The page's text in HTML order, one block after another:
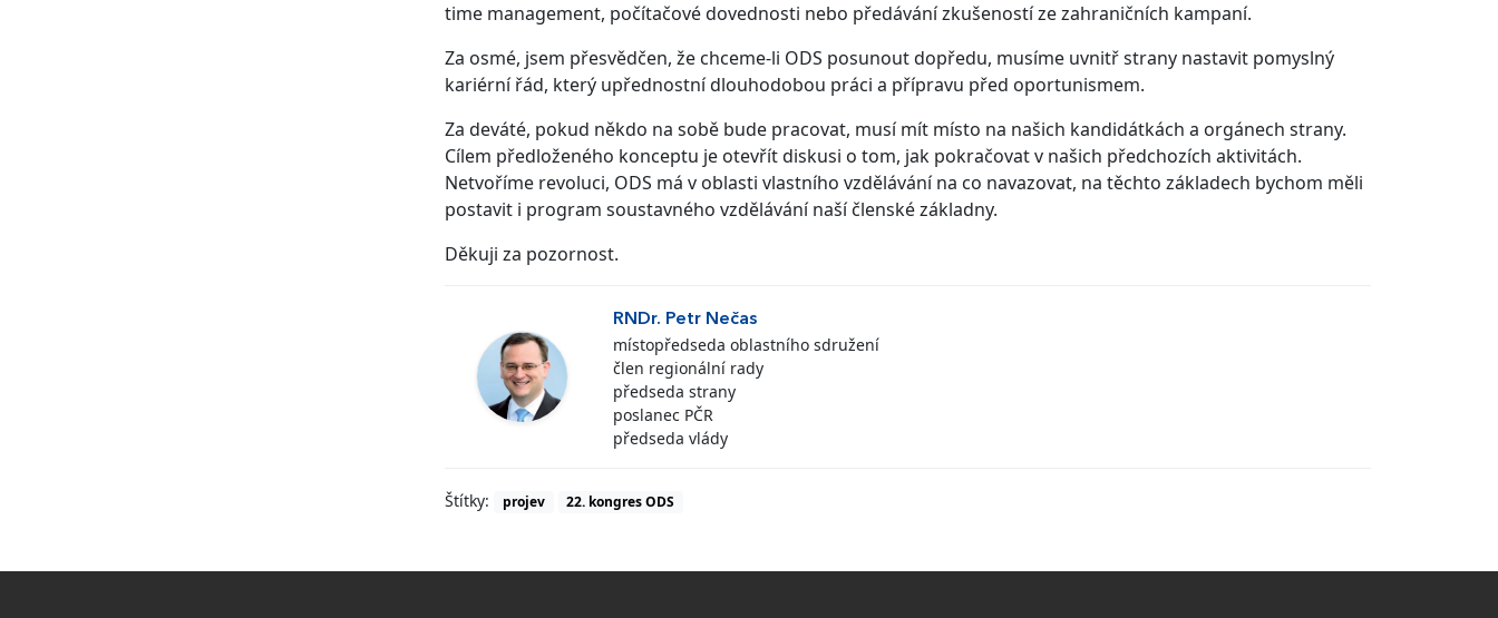
time management, počítačové dovednosti nebo předávání zkušeností ze zahraničních kampaní.
Za osmé, jsem přesvědčen, že chceme-li ODS posunout dopředu, musíme uvnitř strany nastavit pomyslný
kariérní řád, který upřednostní dlouhodobou práci a přípravu před oportunismem.
Za deváté, pokud někdo na sobě bude pracovat, musí mít místo na našich kandidátkách a orgánech strany.
Cílem předloženého konceptu je otevřít diskusi o tom, jak pokračovat v našich předchozích aktivitách.
Netvoříme revoluci, ODS má v oblasti vlastního vzdělávání na co navazovat, na těchto základech bychom měli
postavit i program soustavného vzdělávání naší členské základny.
Děkuji za pozornost.
RNDr. Petr Nečas
místopředseda oblastního sdružení
člen regionální rady
předseda strany
poslanec PČR
předseda vlády
Štítky: projev 22. kongres ODS